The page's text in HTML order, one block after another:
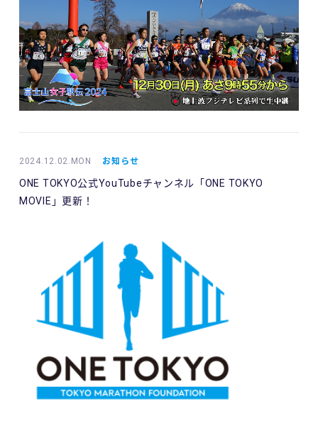
2024.12.02.MON お知らせ
ONE TOKYO公式YouTubeチャンネル「ONE TOKYO
MOVIE」更新！